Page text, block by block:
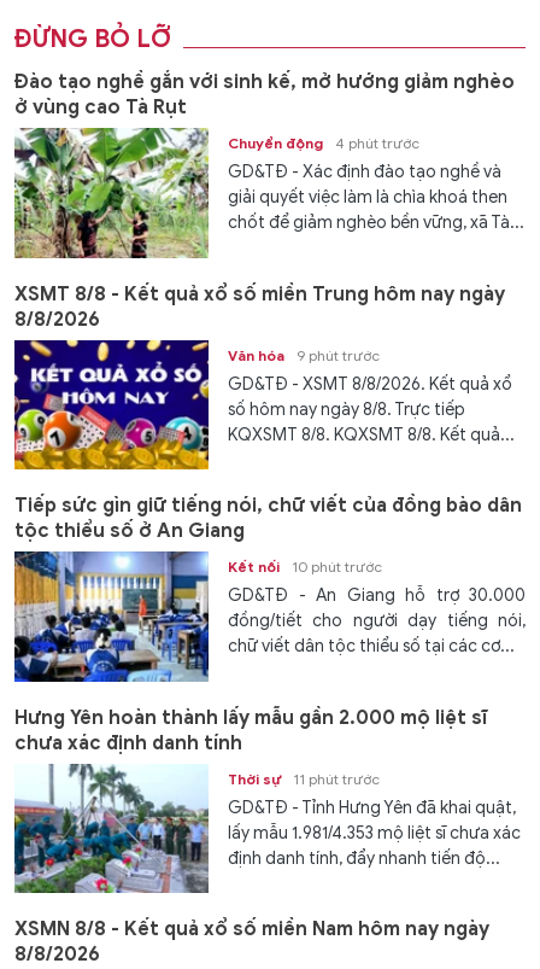
ĐỪNG BỎ LỠ
Đào tạo nghề gắn với sinh kế, mở hướng giảm nghèo
ở vùng cao Tà Rụt
Chuyển động 4 phút trước
GD&TĐ - Xác định đào tạo nghề và
giải quyết việc làm là chìa khoá then
chốt để giảm nghèo bền vững, xã Tà...
XSMT 8/8 - Kết quả xổ số miền Trung hôm nay ngày
8/8/2026
Văn hóa 9 phút trước
GD&TĐ - XSMT 8/8/2026. Kết quả xổ
số hôm nay ngày 8/8. Trực tiếp
KQXSMT 8/8. KQXSMT 8/8. Kết quả...
Tiếp sức gìn giữ tiếng nói, chữ viết của đồng bào dân
tộc thiểu số ở An Giang
Kết nối 10 phút trước
GD&TĐ - An Giang hỗ trợ 30.000
đồng/tiết cho người dạy tiếng nói,
chữ viết dân tộc thiểu số tại các cơ...
Hưng Yên hoàn thành lấy mẫu gần 2.000 mộ liệt sĩ
chưa xác định danh tính
Thời sự 11 phút trước
GD&TĐ - Tỉnh Hưng Yên đã khai quật,
lấy mẫu 1.981/4.353 mộ liệt sĩ chưa xác
định danh tính, đẩy nhanh tiến độ...
XSMN 8/8 - Kết quả xổ số miền Nam hôm nay ngày
8/8/2026